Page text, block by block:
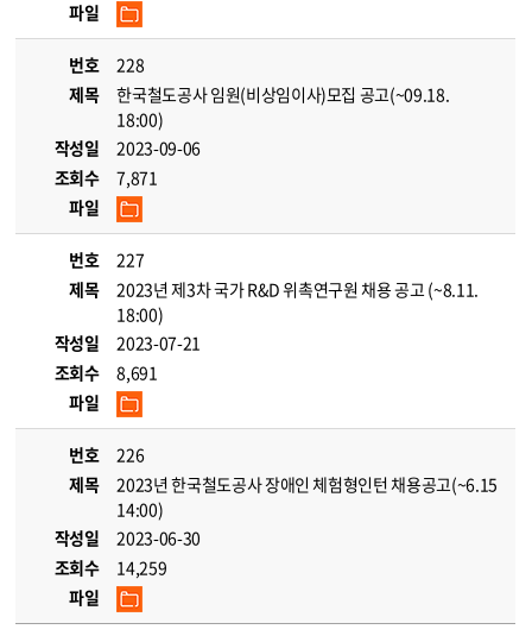
파일
번호
228
제목
한국철도공사 임원(비상임이사)모집 공고(~09.18.
18:00)
작성일
2023-09-06
조회수
7,871
파일
번호
227
제목
2023년 제3차 국가 R&D 위촉연구원 채용 공고 (~8.11.
18:00)
작성일
2023-07-21
조회수
8,691
파일
번호
226
제목
2023년 한국철도공사 장애인 체험형인턴 채용공고(~6.15
14:00)
작성일
2023-06-30
조회수
14,259
파일